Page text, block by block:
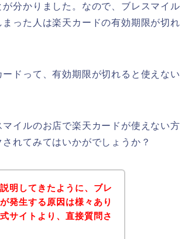
分かりました。なので、ブレスマイル
った人は楽天カードの有効期限が切れ
ドって、有効期限が切れると使えない
イルのお店で楽天カードが使えない方
れてみてはいかがでしょうか？
明してきたように、ブレ
発生する原因は様々あり
サイトより、直接質問さ